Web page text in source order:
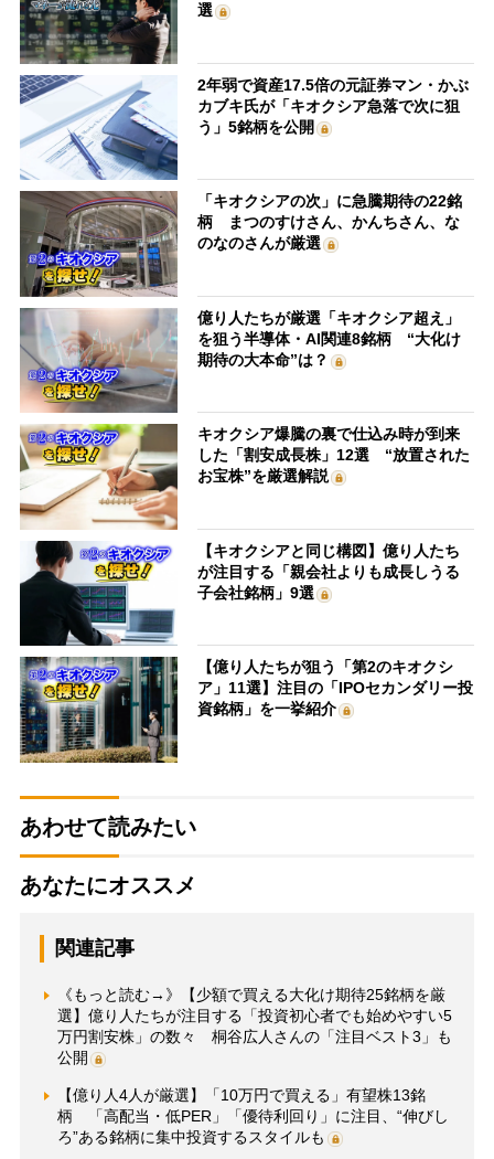
選
2年弱で資産17.5倍の元証券マン・かぶ
カブキ氏が「キオクシア急落で次に狙
う」5銘柄を公開
「キオクシアの次」に急騰期待の22銘
柄 まつのすけさん、かんちさん、な
のなのさんが厳選
億り人たちが厳選「キオクシア超え」
を狙う半導体・AI関連8銘柄 “大化け
期待の大本命”は？
キオクシア爆騰の裏で仕込み時が到来
した「割安成長株」12選 “放置された
お宝株”を厳選解説
【キオクシアと同じ構図】億り人たち
が注目する「親会社よりも成長しうる
子会社銘柄」9選
【億り人たちが狙う「第2のキオクシ
ア」11選】注目の「IPOセカンダリー投
資銘柄」を一挙紹介
あわせて読みたい
あなたにオススメ
関連記事
《もっと読む→》【少額で買える大化け期待25銘柄を厳
選】億り人たちが注目する「投資初心者でも始めやすい5
万円割安株」の数々 桐谷広人さんの「注目ベスト3」も
公開
【億り人4人が厳選】「10万円で買える」有望株13銘
柄 「高配当・低PER」「優待利回り」に注目、“伸びし
ろ”ある銘柄に集中投資するスタイルも